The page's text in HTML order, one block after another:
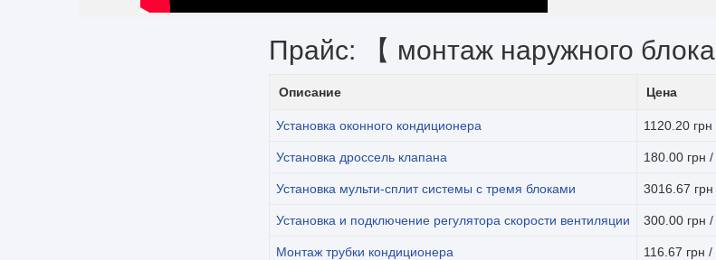
Прайс: 【 монтаж наружного блока
Описание Цена
Установка оконного кондиционера 1120.20
Установка дроссель клапана 180.00 грн /
Установка мульти-сплит системы с тремя блоками 3016.67 грн
Установка и подключение регулятора скорости вентиляции 300.00 грн /
Монтаж трубки кондиционера 116.67 грн